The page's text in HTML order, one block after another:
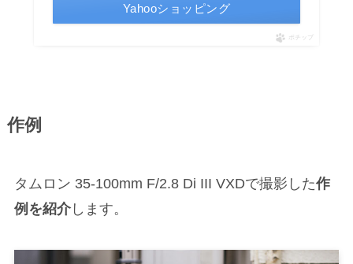
Yahooショッピング
ポチップ
作例
タムロン 35-100mm F/2.8 Di III VXDで撮影した作
例を紹介します。